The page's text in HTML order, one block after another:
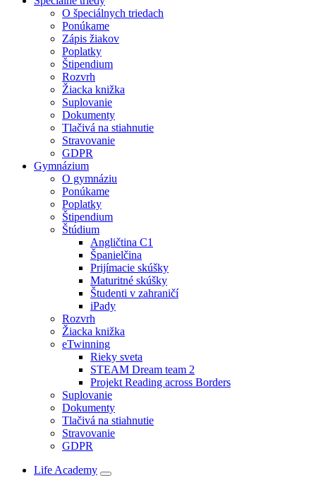
O špeciálnych triedach
Ponúkame
Zápis žiakov
Poplatky
Štipendium
Rozvrh
Žiacka knižka
Suplovanie
Dokumenty
Tlačivá na stiahnutie
Stravovanie
GDPR
Gymnázium
O gymnáziu
Ponúkame
Poplatky
Štipendium
Štúdium
Angličtina C1
Španielčina
Prijímacie skúšky
Maturitné skúšky
Študenti v zahraničí
iPady
Rozvrh
Žiacka knižka
eTwinning
Rieky sveta
STEAM Dream team 2
Projekt Reading across Borders
Suplovanie
Dokumenty
Tlačivá na stiahnutie
Stravovanie
GDPR
Life Academy